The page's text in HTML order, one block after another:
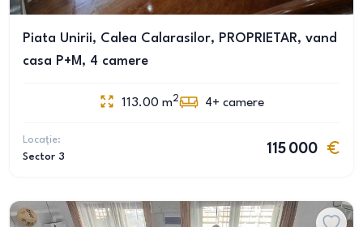
Piata Unirii, Calea Calarasilor, PROPRIETAR, vand
casa P+M, 4 camere
113.00 m2 4+ camere
Locație:
Sector 3
115 000